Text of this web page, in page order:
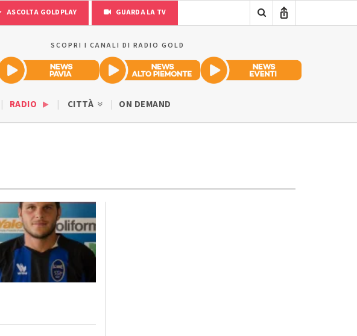
ASCOLTA GOLDPLAY GUARDA LA TV
SCOPRI I CANALI DI RADIO GOLD
RADIO CITTÀ ON DEMAND